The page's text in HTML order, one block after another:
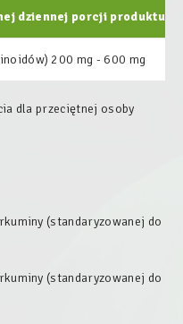
dziennej porcji produktu:
200 mg - 600 mg
dla przeciętnej osoby
(standaryzowanej do
(standaryzowanej do